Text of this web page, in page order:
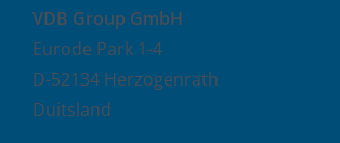
VDB Group GmbH
Eurode Park 1-4
D-52134 Herzogenrath
Duitsland